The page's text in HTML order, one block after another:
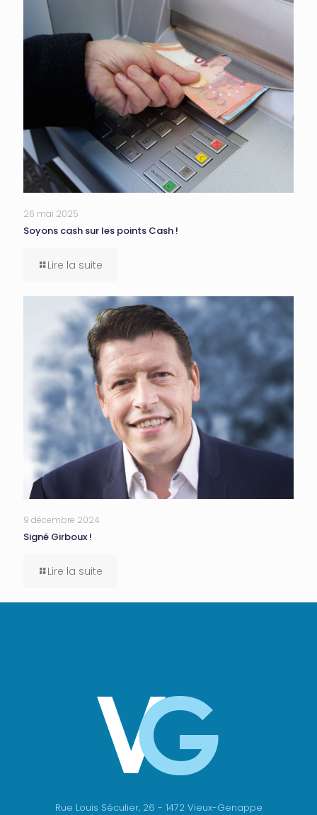
26 mai 2025
Soyons cash sur les points Cash !
Lire la suite
9 décembre 2024
Signé Girboux !
Lire la suite
Rue Louis Séculier, 26 - 1472 Vieux-Genappe